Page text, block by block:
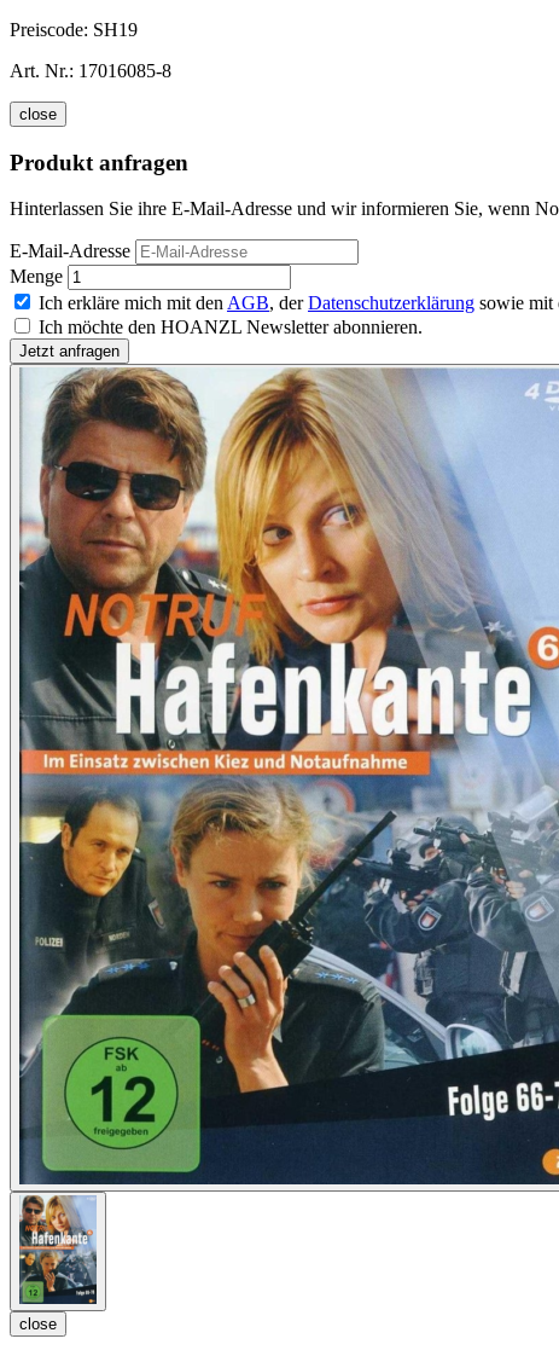
Preiscode: SH19
Art. Nr.: 17016085-8
close
Produkt anfragen
Hinterlassen Sie ihre E-Mail-Adresse und wir informieren Sie, wenn
E-Mail-Adresse
Menge
Ich erkläre mich mit den AGB, derDatenschutzerklärung sowie mit
Ich möchte den HOANZL Newsletter abonnieren.
close